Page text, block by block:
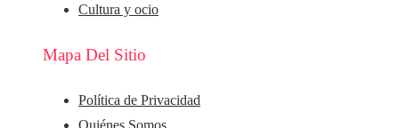
Cultura y ocio
Mapa Del Sitio
Política de Privacidad